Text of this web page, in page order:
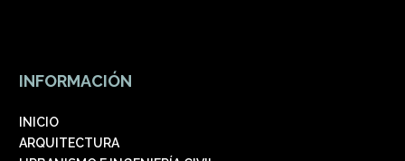
INFORMACIÓN
INICIO
ARQUITECTURA